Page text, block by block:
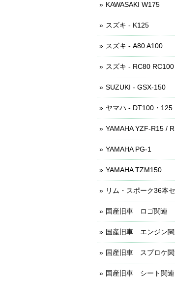
KAWASAKI W175
スズキ - K125
スズキ - A80 A100
スズキ - RC80
SUZUKI - GSX-150
ヤマハ - DT100・125
YAMAHA YZF-R15 /
YAMAHA PG-1
YAMAHA TZM150
リム・スポーク36本
国産旧車 ロゴ関連
国産旧車 エンジン関
国産旧車 スプロケ関
国産旧車 シート関連